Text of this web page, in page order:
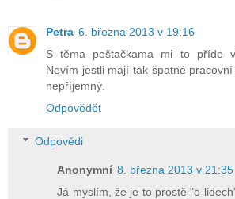
Petra 6. března 2013 v 19:16
S těma poštačkama mi to příde
Nevím jestli mají tak špatné
nepříjemný.
Odpovědět
Odpovědi
Anonymní 8. března 2013 v 21:35
Já myslím, že je to prostě "o